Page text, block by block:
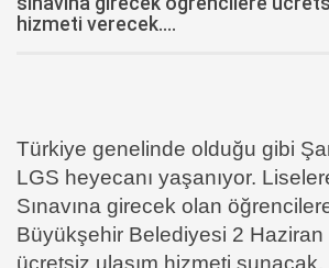
hizmeti verecek....
Türkiye genelinde olduğu gibi
LGS heyecanı yaşanıyor.
Sınavına girecek olan
Büyükşehir Belediyesi 2